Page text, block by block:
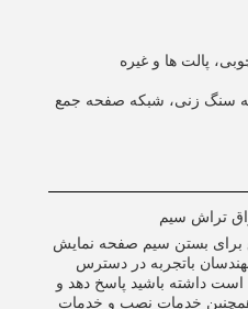
پالت ها و غیره
سنگ زنی، شبکه صفحه جمع
تراش سیم
برای بستن سیم صفحه نمایش
باتجربه در دسترس
داشته باشید پاسخ دهد و
همچنین خدمات نصب و خدمات